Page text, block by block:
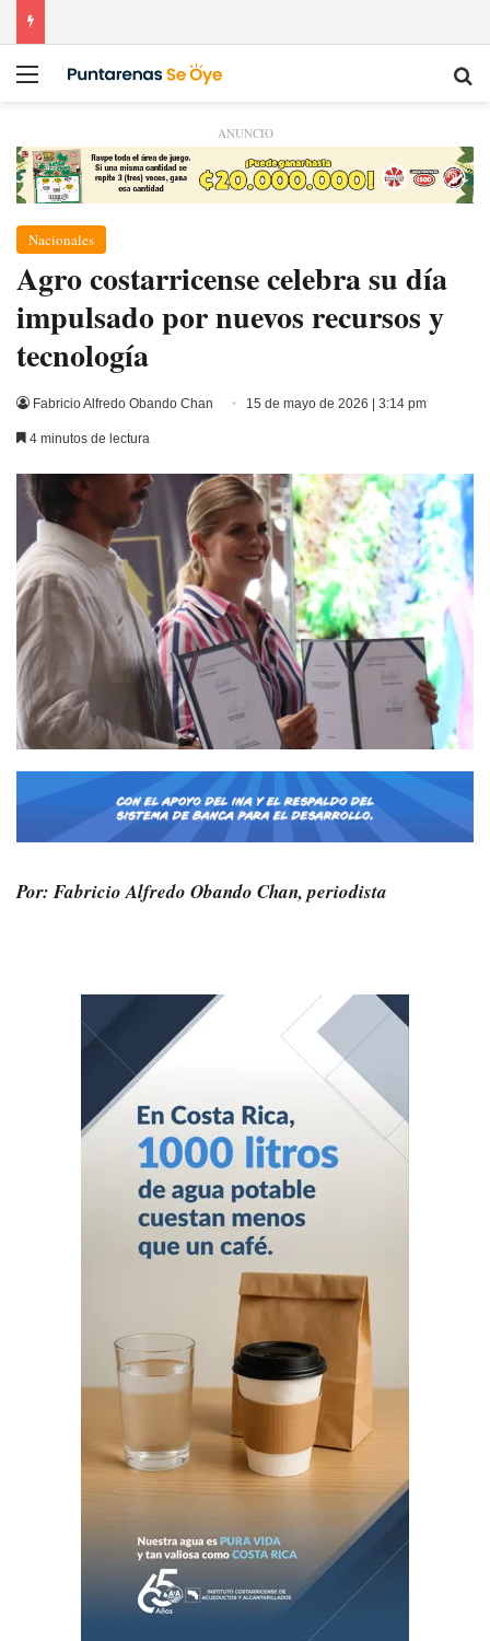
Menú
ANUNCIO
Nacionales
​Agro costarricense celebra su día
impulsado por nuevos recursos y
tecnología
Fabricio Alfredo Obando Chan 15 de mayo de 2026 | 3:14 pm
4 minutos de lectura
Por: Fabricio Alfredo Obando Chan, periodista